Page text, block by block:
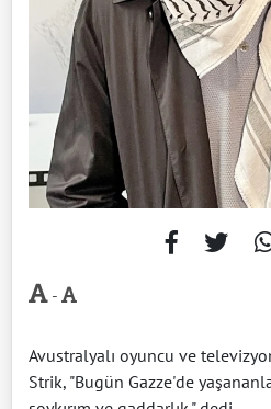
-
Avustralyalı oyuncu ve
Strik, "Bugün Gazze'de